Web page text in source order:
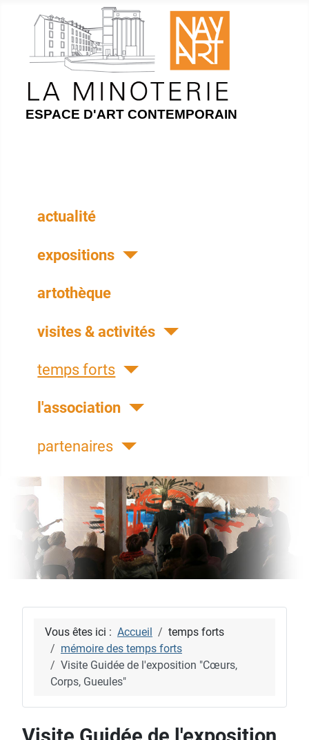
ESPACE D'ART CONTEMPORAIN
actualité
expositions
artothèque
visites & activités
temps forts
l'association
partenaires
Vous êtes ici : Accueil
temps forts
mémoire des temps forts
Visite Guidée de l'exposition "Cœurs,
Corps, Gueules"